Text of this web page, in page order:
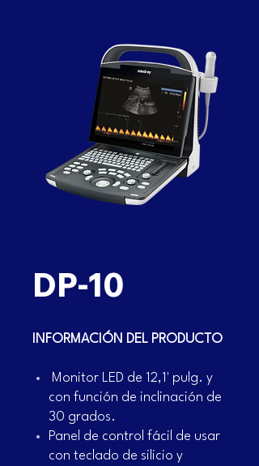
DP-10
INFORMACIÓN DEL PRODUCTO
Monitor LED de 12,1' pulg. y
con función de inclinación de
30 grados.
Panel de control fácil de usar
con teclado de silicio y